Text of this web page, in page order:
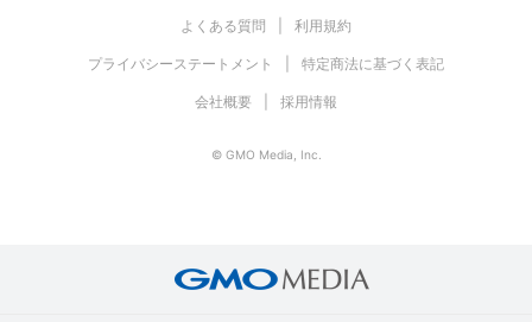
よくある質問 利用規約
プライバシーステートメント 特定商法に基づく表記
会社概要 採用情報
© GMO Media, Inc.